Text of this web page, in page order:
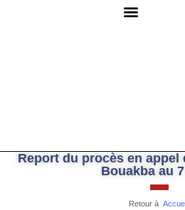
Report du procès en appel
Bouakba au
Retour à